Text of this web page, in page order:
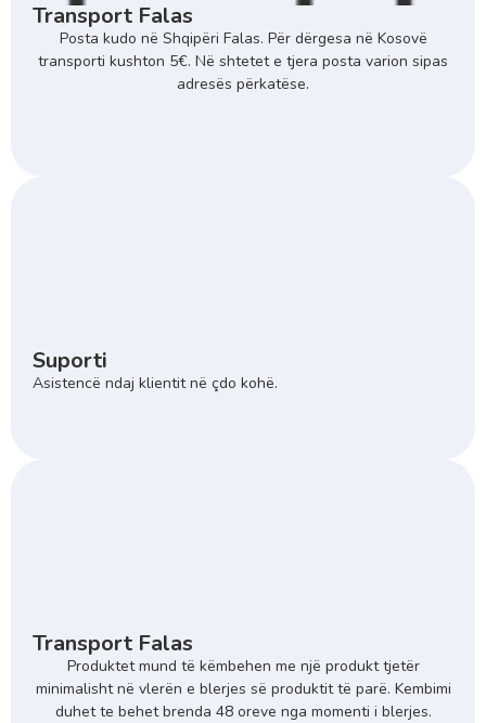
Transport Falas
Posta kudo në Shqipëri Falas. Për dërgesa në Kosovë
transporti kushton 5€. Në shtetet e tjera posta varion sipas
adresës përkatëse.
Suporti
Asistencë ndaj klientit në çdo kohë.
Transport Falas
Produktet mund të këmbehen me një produkt tjetër
minimalisht në vlerën e blerjes së produktit të parë. Kembimi
duhet te behet brenda 48 oreve nga momenti i blerjes.